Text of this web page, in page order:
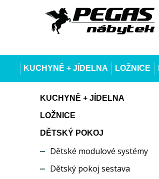
KUCHYNĚ + JÍDELNA LOŽNICE
KUCHYNĚ + JÍDELNA
LOŽNICE
DĚTSKÝ POKOJ
Dětské modulové systémy
Dětský pokoj sestava